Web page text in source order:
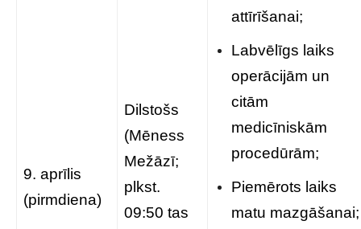
9. aprīlis
(pirmdiena)
Dilstošs
(Mēness
Mežāzī;
plkst.
09:50 tas
attīrīšanai;
Labvēlīgs laiks
operācijām un
citām
medicīniskām
procedūrām;
Piemērots laiks
matu mazgāšanai;